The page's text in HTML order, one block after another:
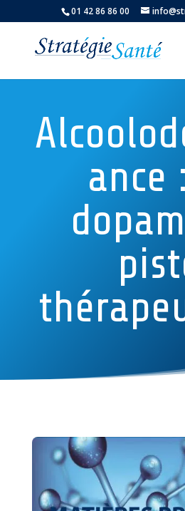
01 42 86 86 00
ance